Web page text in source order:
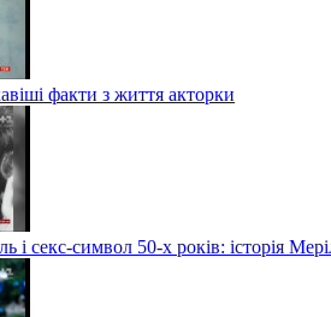
факти з життя акторки
і секс-символ 50-х років: історія